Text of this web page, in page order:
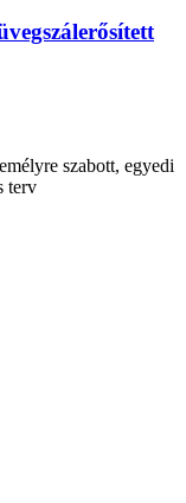
szabott, egyedi
terv